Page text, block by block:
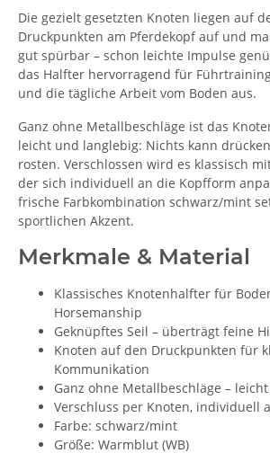
Die gezielt gesetzten Knoten liegen auf
Druckpunkten am Pferdekopf auf und
gut spürbar – schon leichte Impulse
das Halfter hervorragend für
und die tägliche Arbeit vom Boden aus.
Ganz ohne Metallbeschläge ist das
leicht und langlebig: Nichts kann
rosten. Verschlossen wird es klassisch
der sich individuell an die Kopfform
frische Farbkombination schwarz/mint
sportlichen Akzent.
Merkmale & Material
Klassisches Knotenhalfter für
Horsemanship
Geknüpftes Seil – überträgt feine
Knoten auf den Druckpunkten für
Kommunikation
Ganz ohne Metallbeschläge –
Verschluss per Knoten, individuell
Farbe: schwarz/mint
Größe: Warmblut (WB)